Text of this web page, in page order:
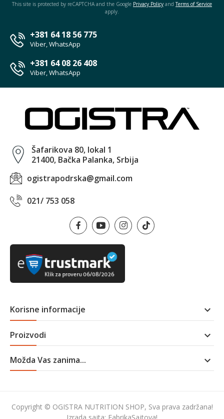
This site is protected by reCAPTCHA and the Google Privacy Policy andTerms of Service
apply.
+381 64 18 56 775
Viber, WhatsApp
+381 64 08 26 408
Viber, WhatsApp
Šafarikova 80, lokal 1
21400, Bačka Palanka, Srbija
ogistrapodrska@gmail.com
021/ 753 058
Korisne informacije 
Proizvodi 
Možda Vas zanima... 
Copyright © OGISTRA NUTRITION SHOP, Sva prava zadržana!